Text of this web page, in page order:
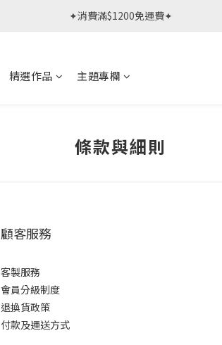
春日限定體驗課 >> 作伙來預約.ᐟ‪‪.ᐟ
✦消費滿$1200免運費✦
精選作品 主題專欄
條款與細則
顧客服務
客製服務
會員分級制度
退換貨政策
付款及運送方式